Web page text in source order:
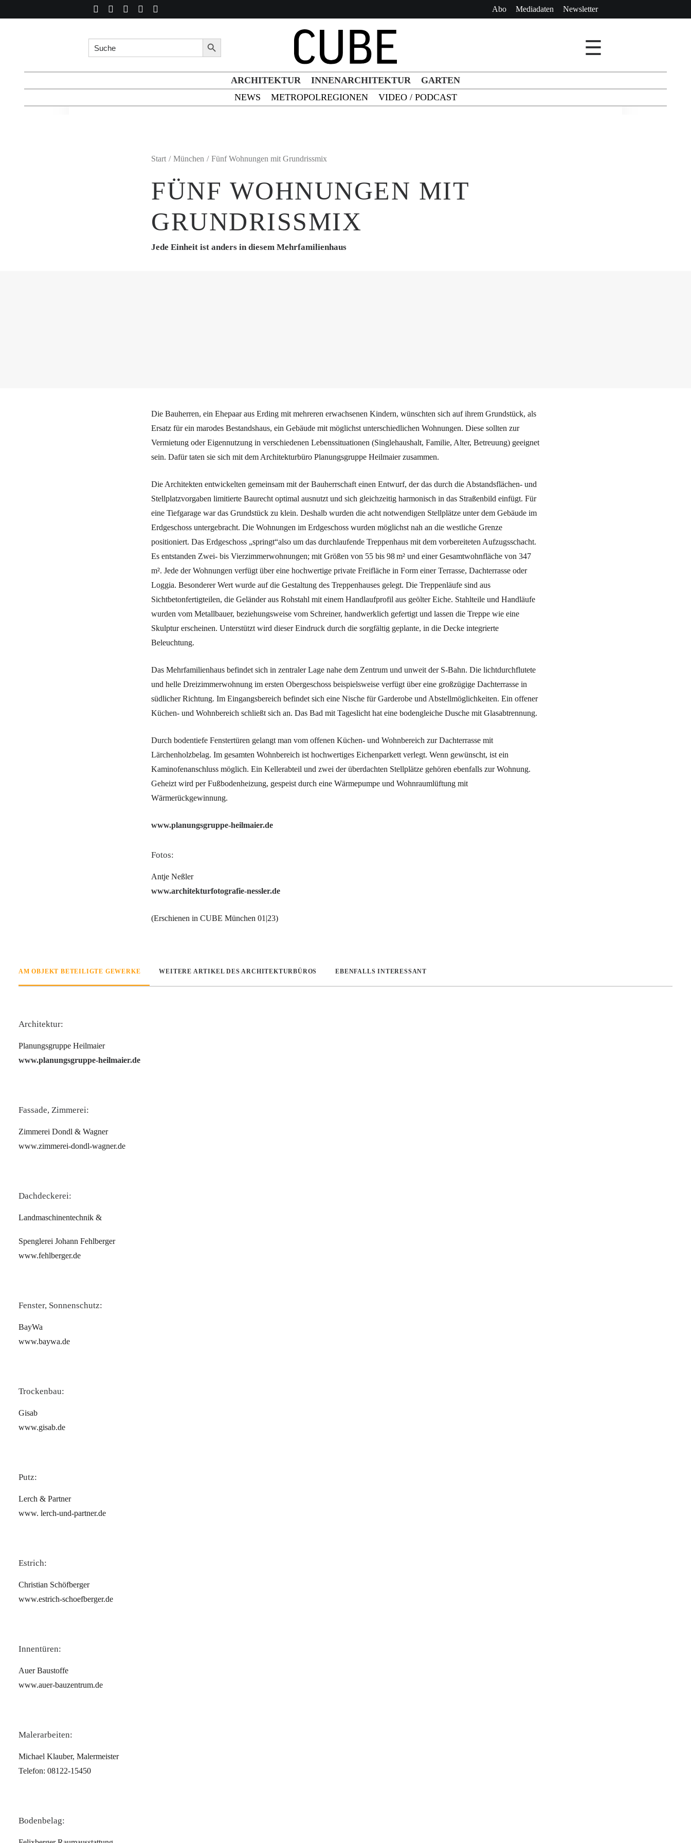
Abo Mediadaten Newsletter
Search for: Search Button ☰
ARCHITEKTUR INNENARCHITEKTUR
GARTEN
NEWS
METROPOLREGIONEN VIDEO / PODCAST
Start München Fünf Wohnungen mit Grundrissmix
FÜNF WOHNUNGEN MIT
GRUNDRISSMIX
Jede Einheit ist anders in diesem Mehrfamilienhaus
Die Bauherren, ein Ehepaar aus Erding mit mehreren erwachsenen Kindern, wünschten sich auf ihrem Grundstück, als
Ersatz für ein marodes Bestandshaus, ein Gebäude mit möglichst unterschiedlichen Wohnungen. Diese sollten zur
Vermietung oder Eigennutzung in verschiedenen Lebenssituationen (Singlehaushalt, Familie, Alter, Betreuung) geeignet
sein. Dafür taten sie sich mit dem Architekturbüro Planungsgruppe Heilmaier zusammen.
Die Architekten entwickelten gemeinsam mit der Bauherrschaft einen Entwurf, der das durch die Abstandsflächen- und
Stellplatzvorgaben limitierte Baurecht optimal ausnutzt und sich gleichzeitig harmonisch in das Straßenbild einfügt. Für
eine Tiefgarage war das Grundstück zu klein. Deshalb wurden die acht notwendigen Stellplätze unter dem Gebäude im
Erdgeschoss untergebracht. Die Wohnungen im Erdgeschoss wurden möglichst nah an die westliche Grenze
positioniert. Das Erdgeschoss „springt“also um das durchlaufende Treppenhaus mit dem vorbereiteten Aufzugsschacht.
Es entstanden Zwei- bis Vierzimmerwohnungen; mit Größen von 55 bis 98 m² und einer Gesamtwohnfläche von 347
m². Jede der Wohnungen verfügt über eine hochwertige private Freifläche in Form einer Terrasse, Dachterrasse oder
Loggia. Besonderer Wert wurde auf die Gestaltung des Treppenhauses gelegt. Die Treppenläufe sind aus
Sichtbetonfertigteilen, die Geländer aus Rohstahl mit einem Handlaufprofil aus geölter Eiche. Stahlteile und Handläufe
wurden vom Metallbauer, beziehungsweise vom Schreiner, handwerklich gefertigt und lassen die Treppe wie eine
Skulptur erscheinen. Unterstützt wird dieser Eindruck durch die sorgfältig geplante, in die Decke integrierte
Beleuchtung.
Das Mehrfamilienhaus befindet sich in zentraler Lage nahe dem Zentrum und unweit der S-Bahn. Die lichtdurchflutete
und helle Dreizimmerwohnung im ersten Obergeschoss beispielsweise verfügt über eine großzügige Dachterrasse in
südlicher Richtung. Im Eingangsbereich befindet sich eine Nische für Garderobe und Abstellmöglichkeiten. Ein offener
Küchen- und Wohnbereich schließt sich an. Das Bad mit Tageslicht hat eine bodengleiche Dusche mit Glasabtrennung.
Durch bodentiefe Fenstertüren gelangt man vom offenen Küchen- und Wohnbereich zur Dachterrasse mit
Lärchenholzbelag. Im gesamten Wohnbereich ist hochwertiges Eichenparkett verlegt. Wenn gewünscht, ist ein
Kaminofenanschluss möglich. Ein Kellerabteil und zwei der überdachten Stellplätze gehören ebenfalls zur Wohnung.
Geheizt wird per Fußbodenheizung, gespeist durch eine Wärmepumpe und Wohnraumlüftung mit
Wärmerückgewinnung.
www.planungsgruppe-heilmaier.de
Fotos:
Antje Neßler
www.architekturfotografie-nessler.de
(Erschienen in CUBE München 01|23)
AM OBJEKT BETEILIGTE GEWERKE WEITERE ARTIKEL DES ARCHITEKTURBÜROS EBENFALLS INTERESSANT
Architektur:
Planungsgruppe Heilmaier
www.planungsgruppe-heilmaier.de
Fassade, Zimmerei:
Zimmerei Dondl & Wagner
www.zimmerei-dondl-wagner.de
Dachdeckerei:
Landmaschinentechnik &
Spenglerei Johann Fehlberger
www.fehlberger.de
Fenster, Sonnenschutz:
BayWa
www.baywa.de
Trockenbau:
Gisab
www.gisab.de
Putz:
Lerch & Partner
www. lerch-und-partner.de
Estrich:
Christian Schöfberger
www.estrich-schoefberger.de
Innentüren:
Auer Baustoffe
www.auer-bauzentrum.de
Malerarbeiten:
Michael Klauber, Malermeister
Telefon: 08122-15450
Bodenbelag: